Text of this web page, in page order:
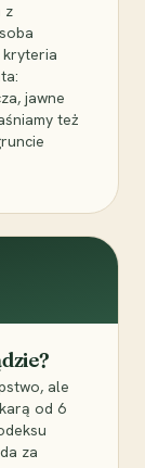
z
kryteria
jawne
też
ale
od 6
za